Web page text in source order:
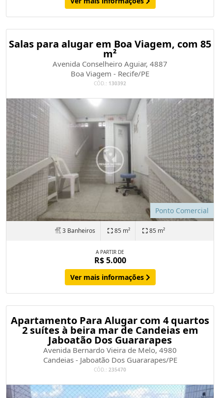
Salas para alugar em Boa Viagem, com 85
m²
Avenida Conselheiro Aguiar, 4887
Boa Viagem - Recife/PE
CÓD.: 130392
Ponto Comercial
3 Banheiros 85 m² 85 m²
A PARTIR DE
R$ 5.000
Ver mais informações
Apartamento Para Alugar com 4 quartos
2 suítes à beira mar de Candeias em
Jaboatão Dos Guararapes
Avenida Bernardo Vieira de Melo, 4980
Candeias - Jaboatão Dos Guararapes/PE
CÓD.: 235470